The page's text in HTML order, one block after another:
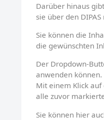
Darüber hinaus
sie über den
Sie können die
die gewünschten
Der Dropdown-
anwenden
Mit einem Klick
alle zuvor
Sie können hier